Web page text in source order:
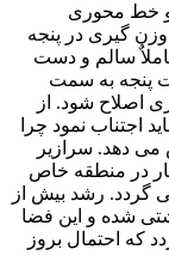
خط محوری
گیری در پنجه
سالم و دست
پنجه به سمت
اصلاح شود. از
اجتناب نمود چرا
دهد. سرازیر
در منطقه خاص
گردد. رشد بیش از
شده و این فضا
که احتمال بروز